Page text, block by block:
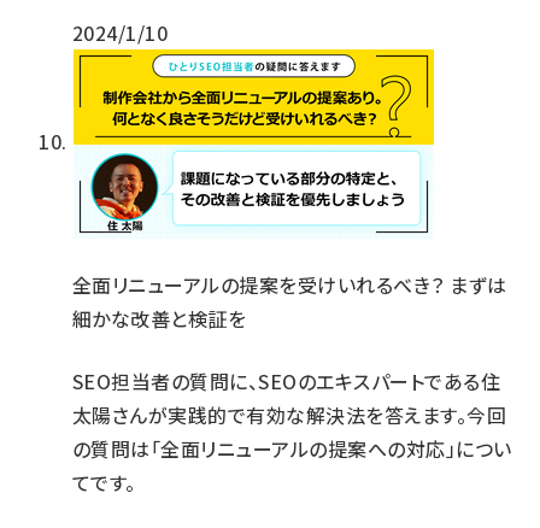
2024/1/10
全面リニューアルの提案を受けいれるべき？ まずは
細かな改善と検証を
SEO担当者の質問に、SEOのエキスパートである住
太陽さんが実践的で有効な解決法を答えます。今回
の質問は「全面リニューアルの提案への対応」につい
てです。